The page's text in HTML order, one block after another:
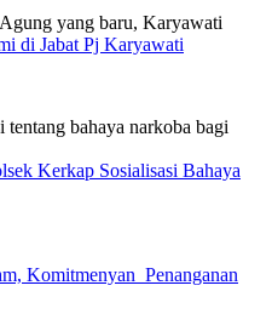
di Jabat Pj Karyawati
Kerkap Sosialisasi Bahaya
Komitmenyan Penanganan